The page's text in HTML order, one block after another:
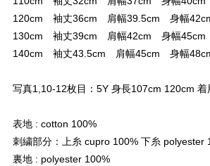
120cm 袖丈36cm 肩幅39.5cm 身幅
130cm 袖丈39cm 肩幅42cm 身幅45cm
140cm 袖丈43.5cm 肩幅45cm 身幅
写真1,10-12枚目：5Y 身長107cm 120cm 着
表地 : cotton 100%
刺繍部分：上糸 cupro 100% 下糸 polyester
裏地 : polyester 100%